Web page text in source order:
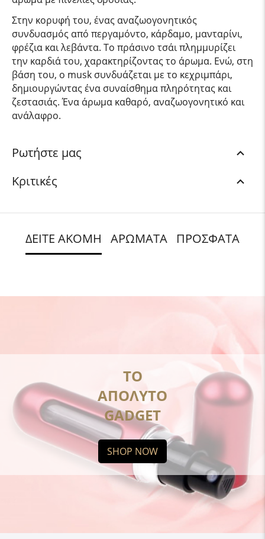
Στην κορυφή του, ένας αναζωογονητικός
συνδυασμός από περγαμόντο, κάρδαμο, μανταρίνι,
φρέζια και λεβάντα. Το πράσινο τσάι πλημμυρίζει
την καρδιά του, χαρακτηρίζοντας το άρωμα. Ενώ, στη
βάση του, ο musk συνδυάζεται με το κεχριμπάρι,
δημιουργώντας ένα συναίσθημα πληρότητας και
ζεστασιάς. Ένα άρωμα καθαρό, αναζωογονητικό και
ανάλαφρο.
Ρωτήστε μας
Κριτικές
ΔΕΙΤΕ ΑΚΟΜΗ ΑΡΩΜΑΤΑ ΠΡΟΣΦΑΤΑ
ΤΟ
ΑΠΟΛΥΤΟ
GADGET
SHOP NOW